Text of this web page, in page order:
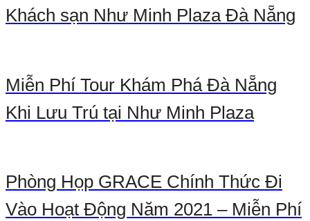
Khách sạn Như Minh Plaza Đà Nẵng
Miễn Phí Tour Khám Phá Đà Nẵng
Khi Lưu Trú tại Như Minh Plaza
Phòng Họp GRACE Chính Thức Đi
Vào Hoạt Động Năm 2021 – Miễn Phí